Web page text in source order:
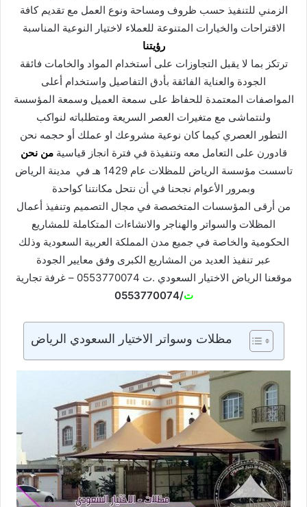
الزمني للتنفيذ حسب ظروف ومساحة ونوع العمل مع تقديم كافة
الاقتراحات والخيارات المتنوعة للعملاء لاختيار النوعية المناسبة
رؤيتنا
ترتكز بما لا يقبل التجاوزات على أستخدام المواد والخامات فائقة
الجودة والعناية الفائقة بأدق التفاصيل واستخدام أعلى
المواصفات المعتمدة للحفاظ على سمعة العميل وسمعة المؤسسة
ولنتماشى مع متغيرات العصر السريعة ومتطلباته لنواكب
التطور العصري كيما كان نوعية مشروعك او عملك أو حجمه نحن
قادورن على التعامل معه وتنفيذة في فترة انجاز قياسيةمن نحن
تاسست مؤسسة الرياض للمظلات عام 1429 هـ في مدينة الرياض
وبمرور الأعوام نجحنا في أن نتحل مكانتنا كواحدة
من أرقى المؤسسات المتخصصة في مجال التصميم وتنفيذ أعمال
المظلات والسواتر والهناجر والانشاءات المتكاملة للمشاريع
الحكومية والخاصة في جميع مدن المملكة العربية السعودية وذلك
عبر تنفيذ العديد من المشاريع الكبرى وفق معايير الجودة
موقعنا الرياض الاختيار السعودي .ت 0553770074 – غرفة تجارية
ت/0553770074
مظلات وسواتر الاختيار السعودي الرياض